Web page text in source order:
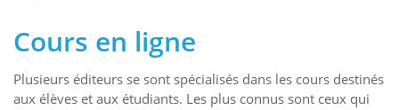
Cours en ligne
Plusieurs éditeurs se sont spécialisés dans les cours destinés
aux élèves et aux étudiants. Les plus connus sont ceux qui